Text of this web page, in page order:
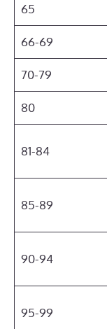
65
66-69
70-79
80
81-84
85-89
90-94
95-99